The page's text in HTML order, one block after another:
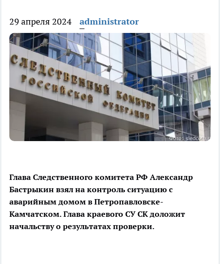
29 апреля 2024 administrator
Глава Следственного комитета РФ Александр
Бастрыкин взял на контроль ситуацию с
аварийным домом в Петропавловске-
Камчатском. Глава краевого СУ СК доложит
начальству о результатах проверки.